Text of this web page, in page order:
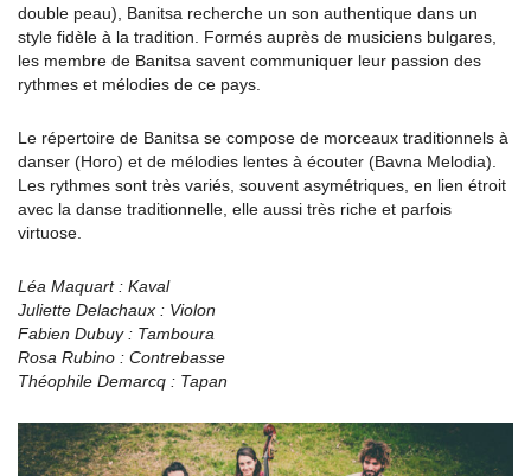
double peau), Banitsa recherche un son authentique dans un
style fidèle à la tradition. Formés auprès de musiciens bulgares,
les membre de Banitsa savent communiquer leur passion des
rythmes et mélodies de ce pays.
Le répertoire de Banitsa se compose de morceaux traditionnels à
danser (Horo) et de mélodies lentes à écouter (Bavna Melodia).
Les rythmes sont très variés, souvent asymétriques, en lien étroit
avec la danse traditionnelle, elle aussi très riche et parfois
virtuose.
Léa Maquart : Kaval
Juliette Delachaux : Violon
Fabien Dubuy : Tamboura
Rosa Rubino : Contrebasse
Théophile Demarcq : Tapan